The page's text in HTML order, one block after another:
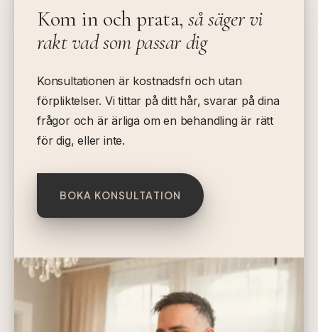
Kom in och prata, så säger vi
rakt vad som passar dig
Konsultationen är kostnadsfri och utan
förpliktelser. Vi tittar på ditt hår, svarar på dina
frågor och är ärliga om en behandling är rätt
för dig, eller inte.
BOKA KONSULTATION